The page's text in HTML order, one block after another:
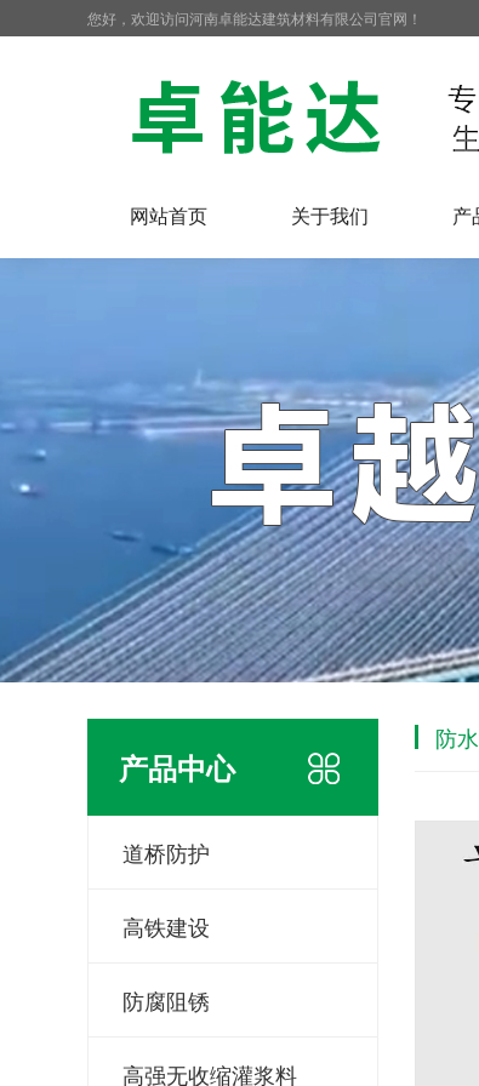
您好，欢迎访问河南卓能达建筑材料有限公司官网！
网站首页 关于我们 产
产品中心
道桥防护
高铁建设
防腐阻锈
高强无收缩灌浆料
防